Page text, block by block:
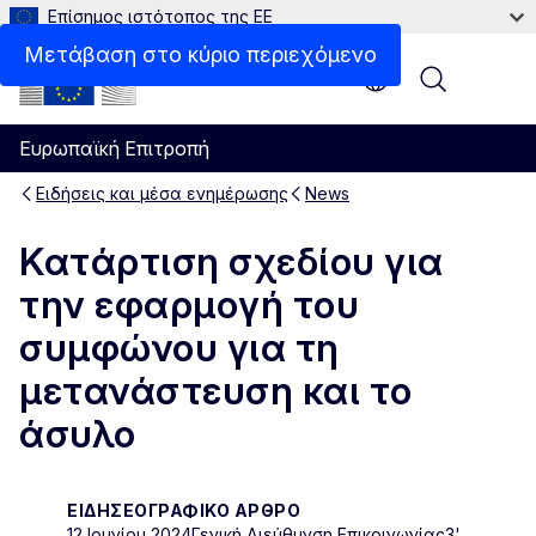
Μετάβαση στο κύριο περιεχόμενο
Επίσημος ιστότοπος της ΕΕ
Ευρωπαϊκή Επιτροπή
Menu
Ειδήσεις και μέσα ενημέρωσης News
Κατάρτιση σχεδίου για
την εφαρμογή του
συμφώνου για τη
μετανάστευση και το
άσυλο
ΕΙΔΗΣΕΟΓΡΑΦΙΚΌ ΆΡΘΡΟ